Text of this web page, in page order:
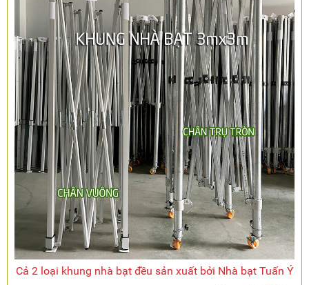
Cả 2 loại khung nhà bạt đều sản xuất bởi Nhà bạt Tuấn Ý